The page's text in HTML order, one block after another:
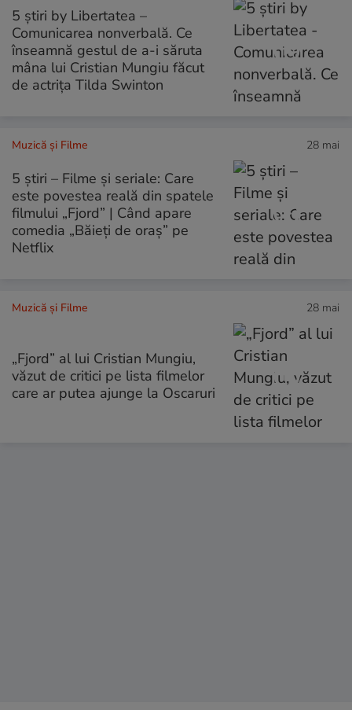
5 știri by Libertatea –
Comunicarea nonverbală. Ce
înseamnă gestul de a-i săruta
mâna lui Cristian Mungiu făcut
de actrița Tilda Swinton
Muzică și Filme 28 mai
5 știri – Filme și seriale: Care
este povestea reală din spatele
filmului „Fjord” | Când apare
comedia „Băieți de oraș” pe
Netflix
Muzică și Filme 28 mai
„Fjord” al lui Cristian Mungiu,
văzut de critici pe lista filmelor
care ar putea ajunge la Oscaruri